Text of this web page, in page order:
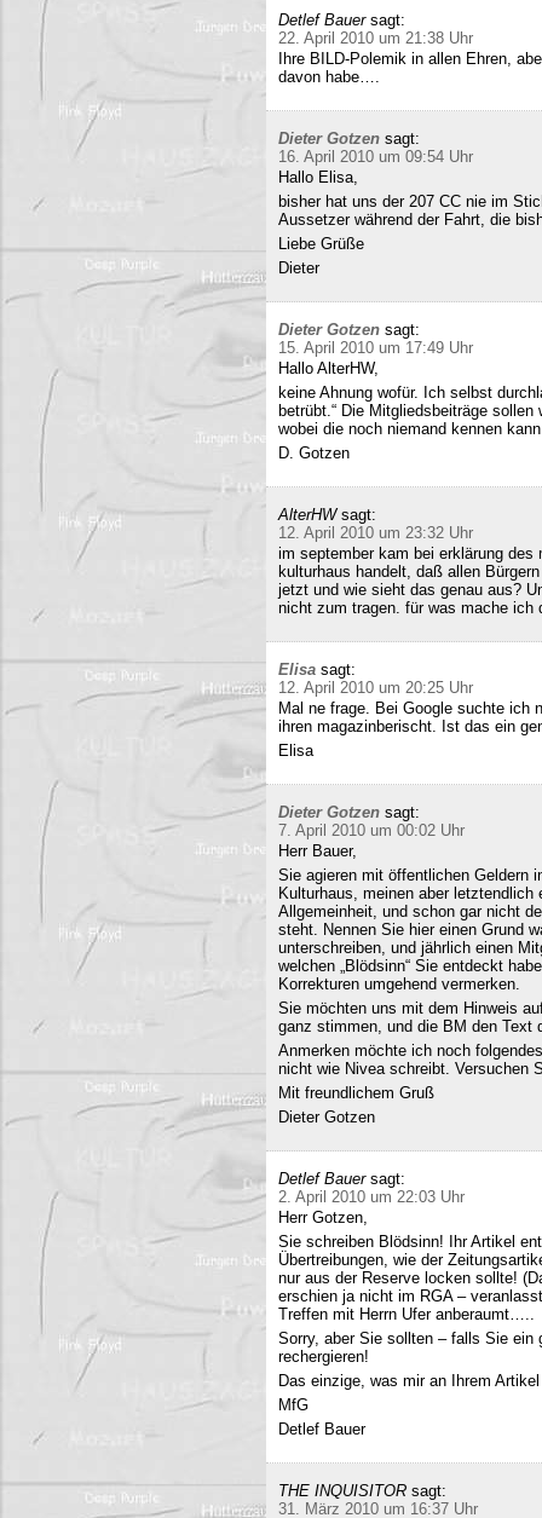
Detlef Bauer sagt:
22. April 2010 um 21:38 Uhr
Ihre BILD-Polemik in allen Ehren,
davon habe….
Dieter Gotzen sagt:
16. April 2010 um 09:54 Uhr
Hallo Elisa,
bisher hat uns der 207 CC nie im
Aussetzer während der Fahrt, die
Liebe Grüße
Dieter
Dieter Gotzen sagt:
15. April 2010 um 17:49 Uhr
Hallo AlterHW,
keine Ahnung wofür. Ich selbst
betrübt.“ Die Mitgliedsbeiträge
wobei die noch niemand kennen
D. Gotzen
AlterHW sagt:
12. April 2010 um 23:32 Uhr
im september kam bei erklärung
kulturhaus handelt, daß allen
jetzt und wie sieht das genau aus?
nicht zum tragen. für was mache ich
Elisa sagt:
12. April 2010 um 20:25 Uhr
Mal ne frage. Bei Google suchte ich
ihren magazinberischt. Ist das ein
Elisa
Dieter Gotzen sagt:
7. April 2010 um 00:02 Uhr
Herr Bauer,
Sie agieren mit öffentlichen Geldern
Kulturhaus, meinen aber
Allgemeinheit, und schon gar nicht
steht. Nennen Sie hier einen Grund
unterschreiben, und jährlich einen
welchen „Blödsinn“ Sie entdeckt
Korrekturen umgehend vermerken.
Sie möchten uns mit dem Hinweis
ganz stimmen, und die BM den Text
Anmerken möchte ich noch
nicht wie Nivea schreibt. Versuchen
Mit freundlichem Gruß
Dieter Gotzen
Detlef Bauer sagt:
2. April 2010 um 22:03 Uhr
Herr Gotzen,
Sie schreiben Blödsinn! Ihr Artikel
Übertreibungen, wie der
nur aus der Reserve locken sollte!
erschien ja nicht im RGA –
Treffen mit Herrn Ufer anberaumt…..
Sorry, aber Sie sollten – falls Sie ein
rechergieren!
Das einzige, was mir an Ihrem
MfG
Detlef Bauer
THE INQUISITOR sagt:
31. März 2010 um 16:37 Uhr